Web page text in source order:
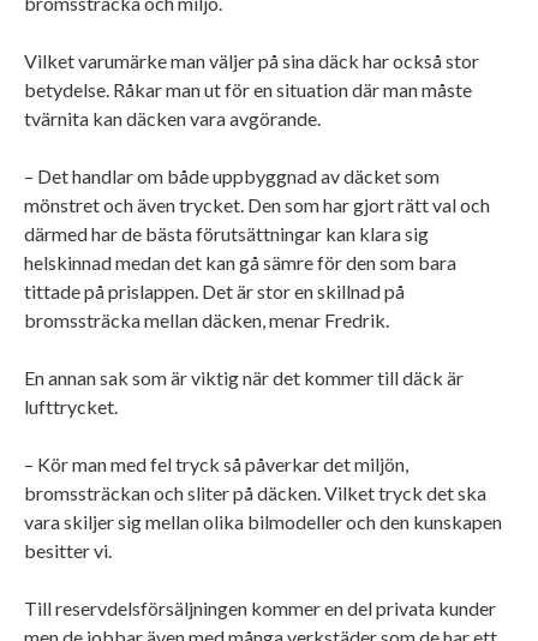
Vilket varumärke man väljer på sina däck har också stor
betydelse. Råkar man ut för en situation där man måste
tvärnita kan däcken vara avgörande.
– Det handlar om både uppbyggnad av däcket som
mönstret och även trycket. Den som har gjort rätt val och
därmed har de bästa förutsättningar kan klara sig
helskinnad medan det kan gå sämre för den som bara
tittade på prislappen. Det är stor en skillnad på
bromssträcka mellan däcken, menar Fredrik.
En annan sak som är viktig när det kommer till däck är
lufttrycket.
– Kör man med fel tryck så påverkar det miljön,
bromssträckan och sliter på däcken. Vilket tryck det ska
vara skiljer sig mellan olika bilmodeller och den kunskapen
besitter vi.
Till reservdelsförsäljningen kommer en del privata kunder